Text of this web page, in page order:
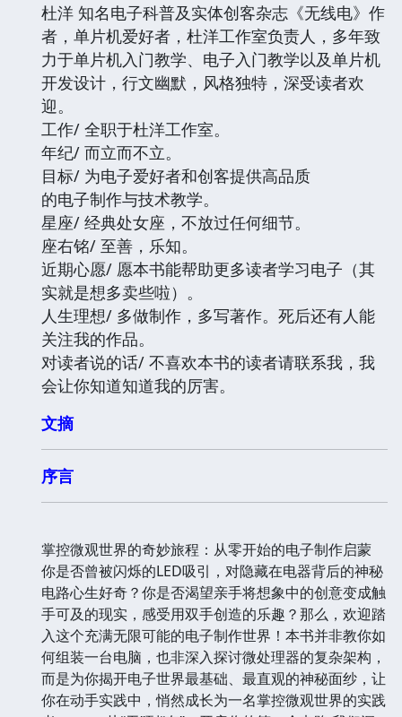
杜洋 知名电子科普及实体创客杂志《无线电》作
者，单片机爱好者，杜洋工作室负责人，多年致
力于单片机入门教学、电子入门教学以及单片机
开发设计，行文幽默，风格独特，深受读者欢
迎。
工作/ 全职于杜洋工作室。
年纪/ 而立而不立。
目标/ 为电子爱好者和创客提供高品质
的电子制作与技术教学。
星座/ 经典处女座，不放过任何细节。
座右铭/ 至善，乐知。
近期心愿/ 愿本书能帮助更多读者学习电子（其
实就是想多卖些啦）。
人生理想/ 多做制作，多写著作。死后还有人能
关注我的作品。
对读者说的话/ 不喜欢本书的读者请联系我，我
会让你知道知道我的厉害。
文摘
序言
掌控微观世界的奇妙旅程：从零开始的电子制作启蒙
你是否曾被闪烁的LED吸引，对隐藏在电器背后的神秘
电路心生好奇？你是否渴望亲手将想象中的创意变成触
手可及的现实，感受用双手创造的乐趣？那么，欢迎踏
入这个充满无限可能的电子制作世界！本书并非教你如
何组装一台电脑，也非深入探讨微处理器的复杂架构，
而是为你揭开电子世界最基础、最直观的神秘面纱，让
你在动手实践中，悄然成长为一名掌控微观世界的实践